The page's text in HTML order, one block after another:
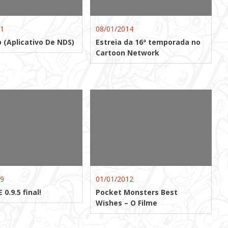
(Aplicativo De NDS)
08/01/2014
Estreia da 16ª temporada no
Cartoon Network
0.9.5 final!
01/01/2012
Pocket Monsters Best
Wishes – O Filme